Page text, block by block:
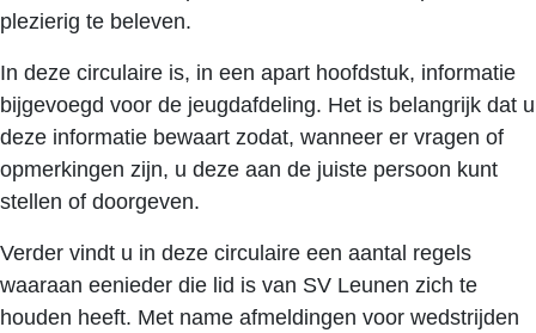
plezierig te beleven.
In deze circulaire is, in een apart hoofdstuk, informatie
bijgevoegd voor de jeugdafdeling. Het is belangrijk dat u
deze informatie bewaart zodat, wanneer er vragen of
opmerkingen zijn, u deze aan de juiste persoon kunt
stellen of doorgeven.
Verder vindt u in deze circulaire een aantal regels
waaraan eenieder die lid is van SV Leunen zich te
houden heeft. Met name afmeldingen voor wedstrijden